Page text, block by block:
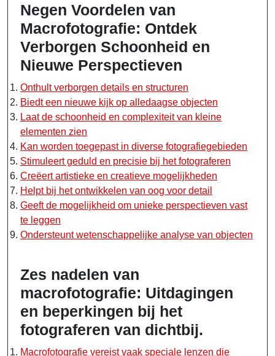
Negen Voordelen van
Macrofotografie: Ontdek
Verborgen Schoonheid en
Nieuwe Perspectieven
Onthult verborgen details en structuren
Biedt een nieuwe kijk op alledaagse objecten
Laat de schoonheid en complexiteit van kleine
elementen zien
Kan worden toegepast in diverse fotografiegebieden
Stimuleert geduld en precisie bij het fotograferen
Creëert artistieke en creatieve mogelijkheden
Helpt bij het ontwikkelen van oog voor detail
Geeft de mogelijkheid om unieke perspectieven vast
te leggen
Ondersteunt wetenschappelijke analyse van objecten
Zes nadelen van
macrofotografie: Uitdagingen
en beperkingen bij het
fotograferen van dichtbij.
Macrofotografie vereist vaak speciale lenzen die